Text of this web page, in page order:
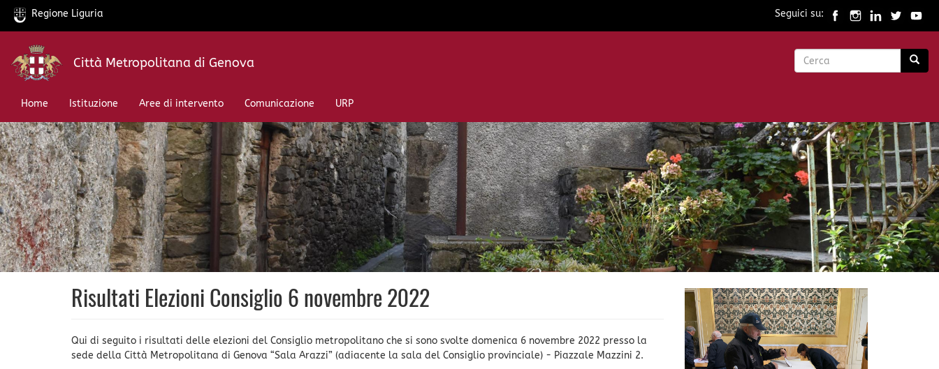
Salta
contenuto
Regione Liguria Seguici su:
Città Metropolitana di Genova
Form
Home
Istituzione Aree di intervento Comunicazione URP
Risultati Elezioni Consiglio 6 novembre 2022
Qui di seguito i risultati delle elezioni del Consiglio metropolitano che si sono svolte domenica 6 novembre 2022 presso la
sede della Città Metropolitana di Genova “Sala Arazzi” (adiacente la sala del Consiglio provinciale) - Piazzale Mazzini 2.